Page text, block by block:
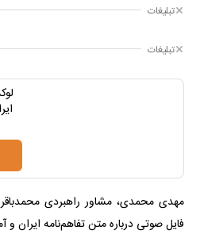
تبلیغات
تبلیغات
مهدی محمدی، مشاور راهبردی
فایل صوتی درباره متن تفاهم‌نامه ایران و